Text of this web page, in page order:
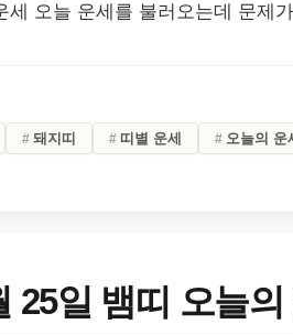
세 오늘 운세를 불러오는데 문제
돼지띠 띠별 운세 오늘의 운
25일 뱀띠 오늘의